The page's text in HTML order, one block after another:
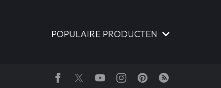
POPULAIRE PRODUCTEN